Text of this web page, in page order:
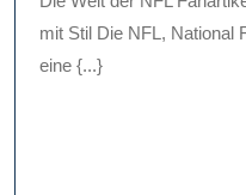
mit Stil Die NFL, National
eine {...}